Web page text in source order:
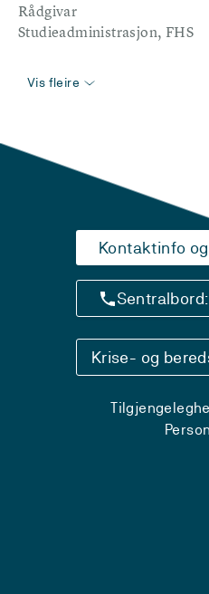
Rådgivar
Studieadministrasjon, FHS
Vis fleire
Kontaktinfo
Krise- og